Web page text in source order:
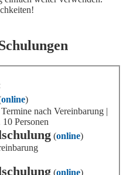
online)
nach Vereinbarung |
Personen
(online)
(online)